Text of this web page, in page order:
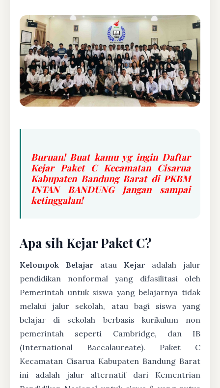
Buruan! Buat kamu yg ingin Daftar
Kejar Paket C Kecamatan Cisarua
Kabupaten Bandung Barat di PKBM
INTAN BANDUNG Jangan sampai
ketinggalan!
Apa sih Kejar Paket C?
Kelompok Belajar atau Kejar adalah jalur
pendidikan nonformal yang difasilitasi oleh
Pemerintah untuk siswa yang belajarnya tidak
melalui jalur sekolah, atau bagi siswa yang
belajar di sekolah berbasis kurikulum non
pemerintah seperti Cambridge, dan IB
(International Baccalaureate). Paket C
Kecamatan Cisarua Kabupaten Bandung Barat
ini adalah jalur alternatif dari Kementrian